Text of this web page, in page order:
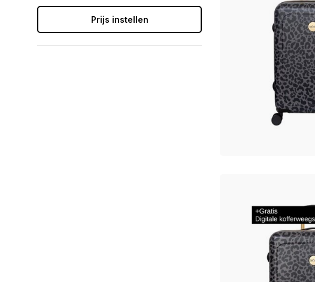
Prijs instellen